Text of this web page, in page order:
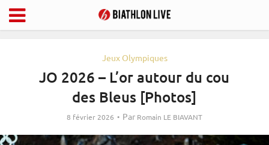
Jeux Olympiques
JO 2026 – L’or autour du cou
des Bleus [Photos]
8 février 2026 Par Romain LE BIAVANT